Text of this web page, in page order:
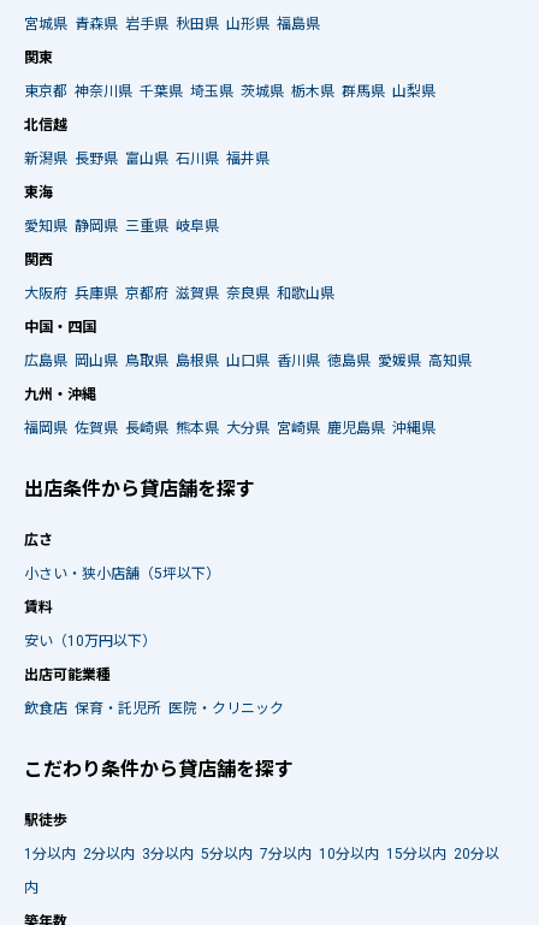
宮城県 青森県 岩手県 秋田県 山形県 福島県
関東
東京都 神奈川県 千葉県 埼玉県 茨城県 栃木県 群馬県 山梨県
北信越
新潟県 長野県 富山県 石川県 福井県
東海
愛知県 静岡県 三重県 岐阜県
関西
大阪府 兵庫県 京都府 滋賀県 奈良県 和歌山県
中国・四国
広島県 岡山県 鳥取県 島根県 山口県 香川県 徳島県 愛媛県 高知県
九州・沖縄
福岡県 佐賀県 長崎県 熊本県 大分県 宮崎県 鹿児島県 沖縄県
出店条件から貸店舗を探す
広さ
小さい・狭小店舗（5坪以下）
賃料
安い（10万円以下）
出店可能業種
飲食店 保育・託児所 医院・クリニック
こだわり条件から貸店舗を探す
駅徒歩
1分以内 2分以内 3分以内 5分以内 7分以内 10分以内 15分以内 20分以
内
築年数